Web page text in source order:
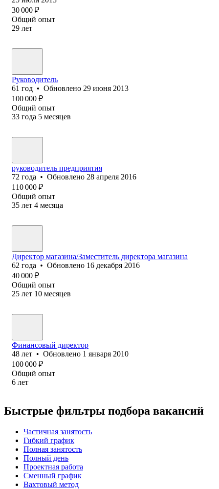
30 000 ₽
Общий опыт
29 лет
Руководитель
61 год • Обновлено 29 июня 2013
100 000 ₽
Общий опыт
33 года 5 месяцев
руководитель предприятия
72 года • Обновлено 28 апреля 2016
110 000 ₽
Общий опыт
35 лет 4 месяца
Директор магазина/Заместитель директора магазина
62 года • Обновлено 16 декабря 2016
40 000 ₽
Общий опыт
25 лет 10 месяцев
Финансовый директор
48 лет • Обновлено 1 января 2010
100 000 ₽
Общий опыт
6 лет
Быстрые фильтры подбора вакансий
Частичная занятость
Гибкий график
Полная занятость
Полный день
Проектная работа
Сменный график
Вахтовый метод